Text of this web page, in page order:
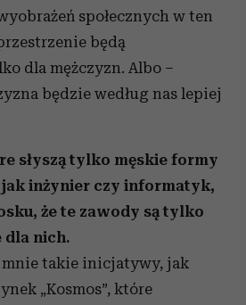
społecznych w ten
będą
dla mężczyzn. Albo –
będzie według nas lepiej
słyszą tylko męskie formy
inżynier czy informatyk,
że te zawody są tylko
dla nich.
mnie takie inicjatywy, jak
„Kosmos”, które